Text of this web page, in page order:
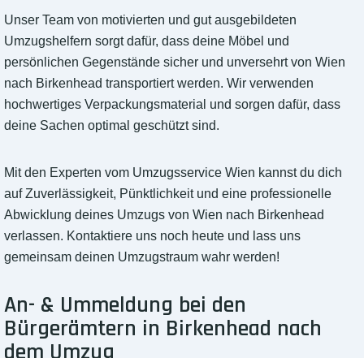
Unser Team von motivierten und gut ausgebildeten
Umzugshelfern sorgt dafür, dass deine Möbel und
persönlichen Gegenstände sicher und unversehrt von Wien
nach Birkenhead transportiert werden. Wir verwenden
hochwertiges Verpackungsmaterial und sorgen dafür, dass
deine Sachen optimal geschützt sind.
Mit den Experten vom Umzugsservice Wien kannst du dich
auf Zuverlässigkeit, Pünktlichkeit und eine professionelle
Abwicklung deines Umzugs von Wien nach Birkenhead
verlassen. Kontaktiere uns noch heute und lass uns
gemeinsam deinen Umzugstraum wahr werden!
An- & Ummeldung bei den
Bürgerämtern in Birkenhead nach